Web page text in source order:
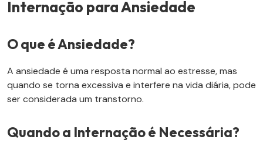
Internação para Ansiedade
O que é Ansiedade?
A ansiedade é uma resposta normal ao estresse, mas
quando se torna excessiva e interfere na vida diária, pode
ser considerada um transtorno.
Quando a Internação é Necessária?